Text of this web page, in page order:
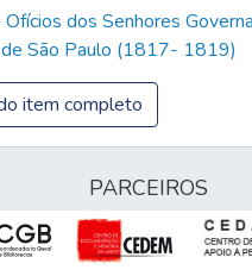
dos Senhores
de São Paulo (1817- 1819)
item completo
PARCEIROS